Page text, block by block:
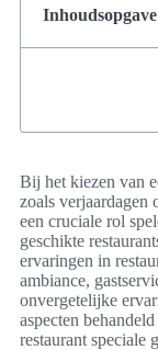
Inhoudsopgave
Bij het kiezen van
zoals verjaardagen
een cruciale rol
geschikte
ervaringen in
ambiance,
onvergetelijke
aspecten
restaurant speciale